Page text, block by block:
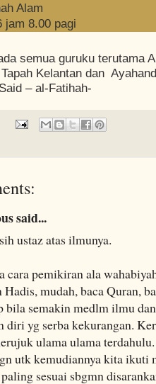
Alam
jam 8.00 pagi
semua guruku terutama
Kelantan dan
– al-Fatihah-
said...
ustaz atas ilmunya.
cara pemikiran ala
Hadis, mudah, baca Quran,
bila semakin medlm ilmu
diri yg serba kekurangan.
ulama ulama
utk kemudiannya kita ikuti
sesuai sbgmn